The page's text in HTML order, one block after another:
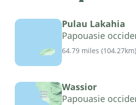
Pulau Lakahia
Papouasie
64.79 miles (104.27km)
Wassior
Papouasie